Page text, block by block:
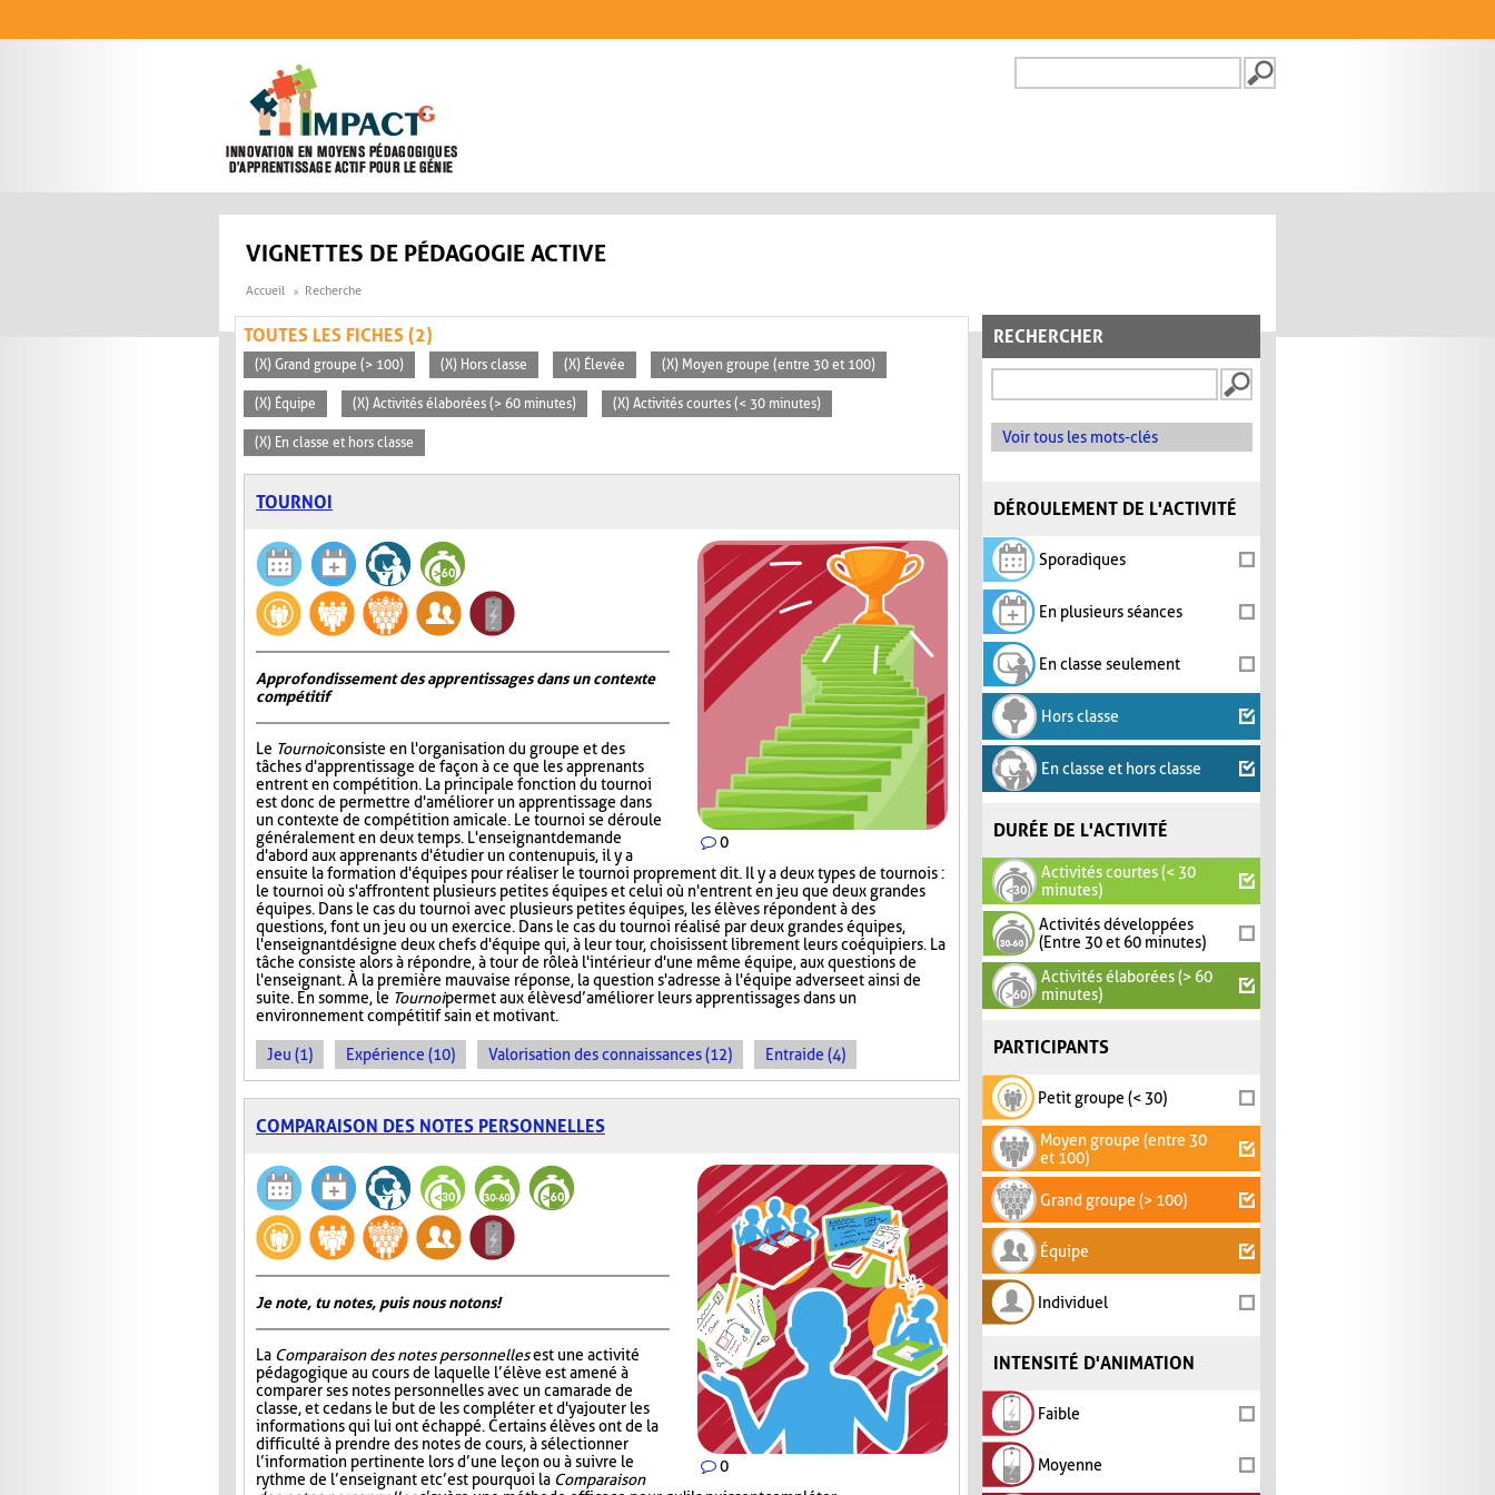
FORMULAIRE DE
VIGNETTES DE PÉDAGOGIE ACTIVE
Accueil Recherche
RECHERCHER
Voir tous les mots-clés
DÉROULEMENT DE L'ACTIVITÉ
Sporadiques
En plusieurs séances
En classe seulement
Hors classe
En classe et hors classe
DURÉE DE L'ACTIVITÉ
Activités courtes (< 30
minutes)
Activités développées
(Entre 30 et 60 minutes)
Activités élaborées (> 60
minutes)
PARTICIPANTS
Petit groupe (< 30)
Moyen groupe (entre 30
et 100)
Grand groupe (> 100)
Équipe
Individuel
INTENSITÉ D'ANIMATION
Faible
Moyenne
TOUTES LES FICHES (2)
(X) Grand groupe (> 100) (X) Hors classe (X) Élevée (X) Moyen groupe (entre 30 et 100)
(X) Équipe (X) Activités élaborées (> 60 minutes) (X) Activités courtes (< 30 minutes)
(X) En classe et hors classe
TOURNOI
0
Approfondissement des apprentissages dans un contexte
compétitif
Le Tournoiconsiste en l'organisation du groupe et des
tâches d'apprentissage de façon à ce que les apprenants
entrent en compétition. La principale fonction du tournoi
est donc de permettre d'améliorer un apprentissage dans
un contexte de compétition amicale. Le tournoi se déroule
généralement en deux temps. L'enseignant demande
d'abord aux apprenants d'étudier un contenu puis, il y a
ensuite la formation d'équipes pour réaliser le tournoi proprement dit. Il y a deux types de tournois :
le tournoi où s'affrontent plusieurs petites équipes et celui où n'entrent en jeu que deux grandes
équipes. Dans le cas du tournoi avec plusieurs petites équipes, les élèves répondent à des
questions, font un jeu ou un exercice. Dans le cas du tournoi réalisé par deux grandes équipes,
l'enseignant désigne deux chefs d'équipe qui, à leur tour, choisissent librement leurs coéquipiers. La
tâche consiste alors à répondre, à tour de rôle à l'intérieur d'une même équipe, aux questions de
l'enseignant. À la première mauvaise réponse, la question s'adresse à l'équipe adverse et ainsi de
suite. En somme, le Tournoipermet aux élèves d’améliorer leurs apprentissages dans un
environnement compétitif sain et motivant.
Jeu (1) Expérience (10) Valorisation des connaissances (12) Entraide (4)
COMPARAISON DES NOTES PERSONNELLES
0
Je note, tu notes, puis nous notons!
La Comparaison des notes personnellesest une activité
pédagogique au cours de laquelle l’élève est amené à
comparer ses notes personnelles avec un camarade de
classe, et ce dans le but de les compléter et d'y ajouter les
informations qui lui ont échappé. Certains élèves ont de la
difficulté à prendre des notes de cours, à sélectionner
l’information pertinente lors d’une leçon ou à suivre le
rythme de l’enseignant et c’est pourquoi la Comparaison